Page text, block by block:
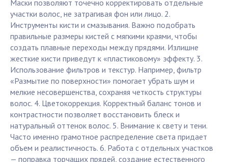
Маски позволяют точечно корректировать отдельные
участки волос, не затрагивая фон или лицо. 2.
Инструменты кисти и смазывания. Важно подобрать
правильные размеры кистей с мягкими краями, чтобы
создать плавные переходы между прядями. Излишне
жесткие кисти приведут к «пластиковому» эффекту. 3.
Использование фильтров и текстур. Например, фильтр
«Размытие по поверхности» помогает убрать шум и
мелкие несовершенства, сохраняя четкость структуры
волос. 4. Цветокоррекция. Корректный баланс тонов и
контрастности позволяет восстановить блеск и
натуральный оттенок волос. 5. Внимание к свету и тени.
Часто именно грамотное распределение света придает
объем и реалистичность. 6. Работа с отдельных участков
— поправка торчащих прядей, создание естественного